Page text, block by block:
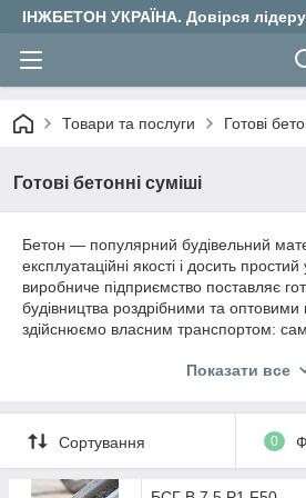
ІНЖБЕТОН УКРАЇНА. Довірся
Товари та послуги Готові
Готові бетонні суміші
Бетон — популярний будівельний
експлуатаційні якості і досить
виробниче підприємство поставляє
будівництва роздрібними та оптовими
здійснюємо власним транспортом:
сфері діяльності. У нас вас ви можете
Показати все
Сортування 0